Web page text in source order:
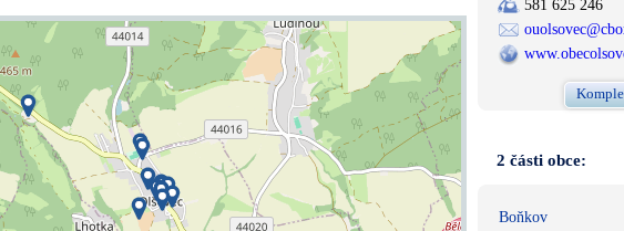
581 625 246
2 části obce:
Boňkov